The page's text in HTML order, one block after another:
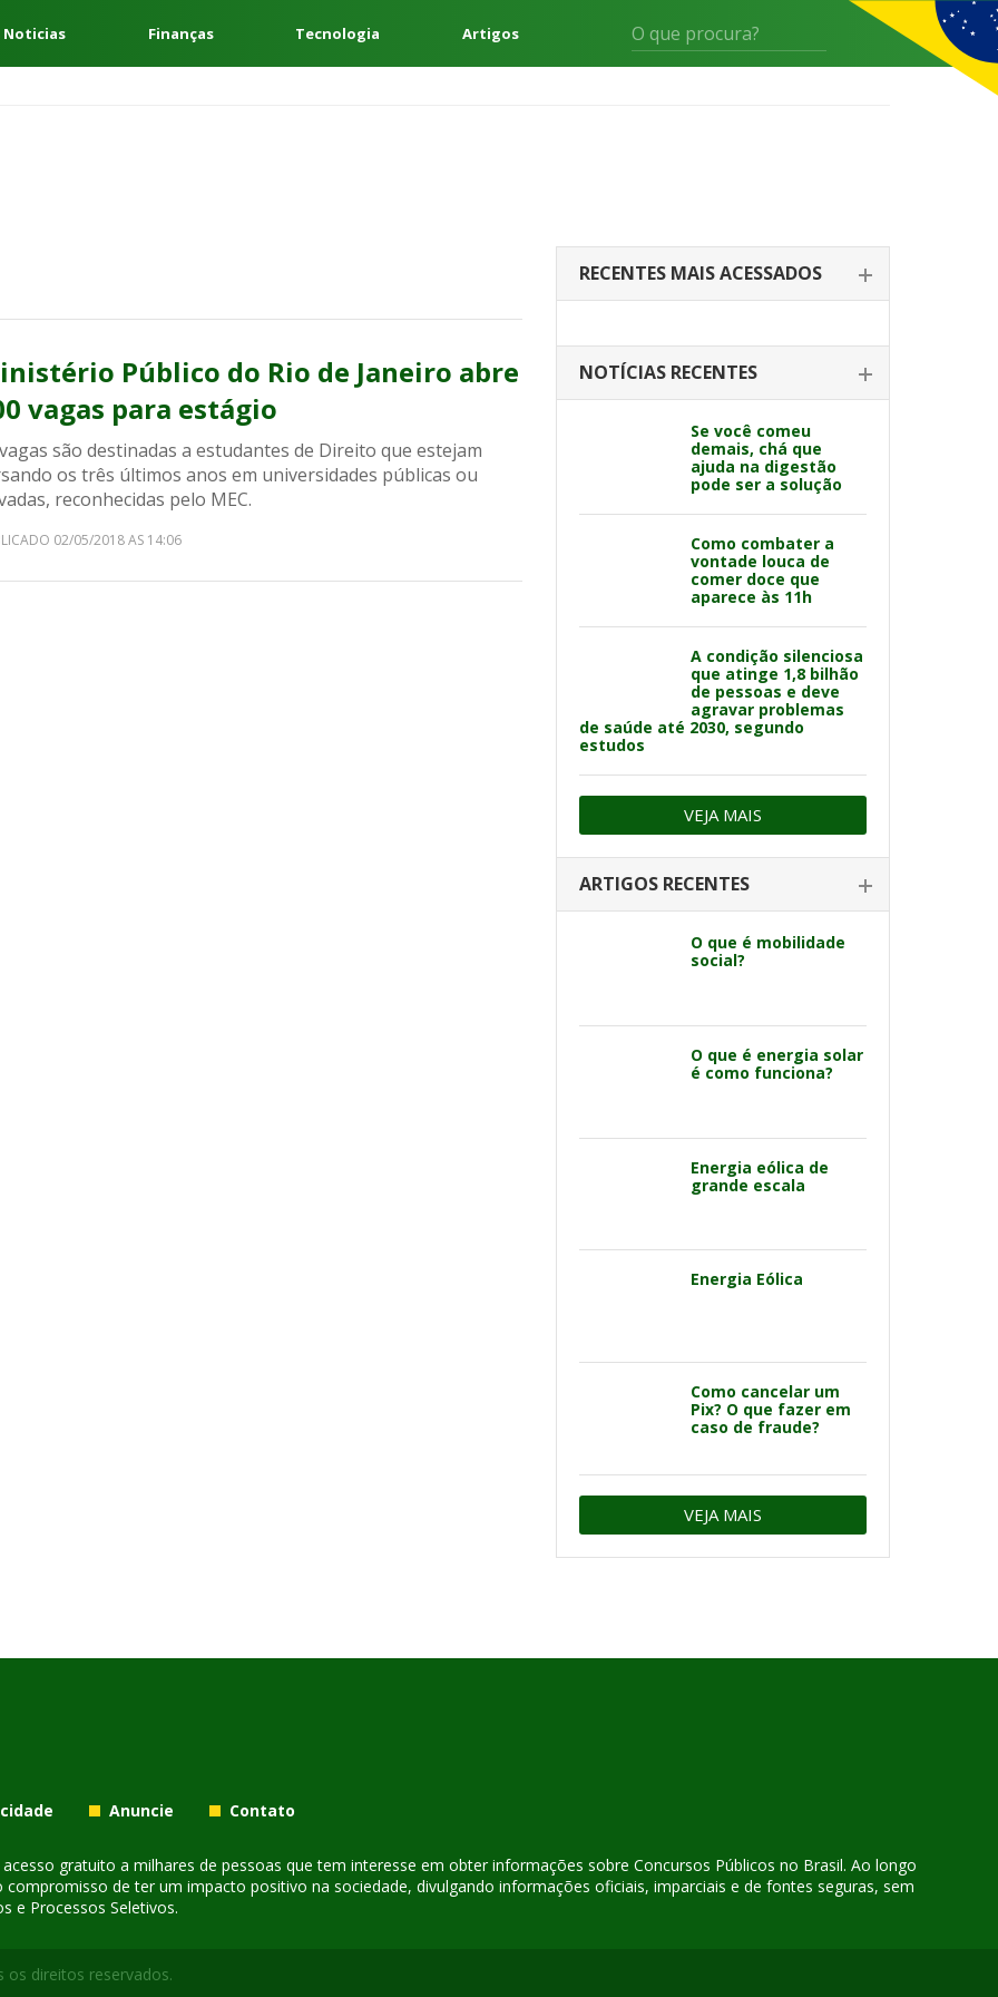
Noticias Finanças Tecnologia Artigos
Público do Rio de Janeiro abre
vagas para estágio
são destinadas a estudantes de Direito que estejam
os três últimos anos em universidades públicas ou
reconhecidas pelo MEC.
02/05/2018 AS 14:06
RECENTES MAIS ACESSADOS
NOTÍCIAS RECENTES
Se você comeu
demais, chá que
ajuda na digestão
pode ser a solução
Como combater a
vontade louca de
comer doce que
aparece às 11h
A condição silenciosa
que atinge 1,8 bilhão
de pessoas e deve
agravar problemas
de saúde até 2030, segundo
estudos
VEJA MAIS
ARTIGOS RECENTES
O que é mobilidade
social?
O que é energia solar
é como funciona?
Energia eólica de
grande escala
Energia Eólica
Como cancelar um
Pix? O que fazer em
caso de fraude?
VEJA MAIS
Anuncie Contato
gratuito a milhares de pessoas que tem interesse em obter informações sobre Concursos Públicos no Brasil. Ao longo
de ter um impacto positivo na sociedade, divulgando informações oficiais, imparciais e de fontes seguras, sem
e Processos Seletivos.
os direitos reservados.